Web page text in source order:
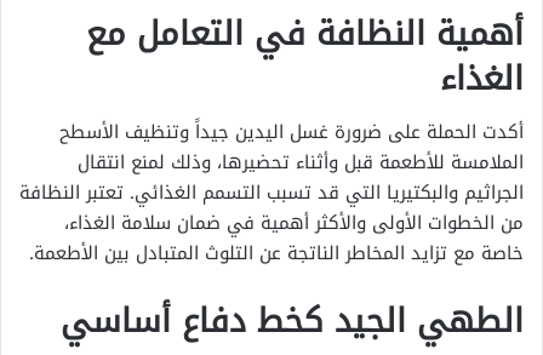
أهمية النظافة في التعامل مع
الغذاء
أكدت الحملة على ضرورة غسل اليدين جيداً وتنظيف الأسطح
الملامسة للأطعمة قبل وأثناء تحضيرها، وذلك لمنع انتقال
الجراثيم والبكتيريا التي قد تسبب التسمم الغذائي. تعتبر النظافة
من الخطوات الأولى والأكثر أهمية في ضمان سلامة الغذاء،
خاصة مع تزايد المخاطر الناتجة عن التلوث المتبادل بين الأطعمة.
الطهي الجيد كخط دفاع أساسي